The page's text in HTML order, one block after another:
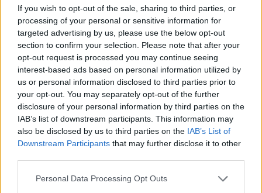
If you wish to opt-out of the sale, sharing to third parties, or
processing of your personal or sensitive information for
targeted advertising by us, please use the below opt-out
section to confirm your selection. Please note that after your
opt-out request is processed you may continue seeing
interest-based ads based on personal information utilized by
us or personal information disclosed to third parties prior to
your opt-out. You may separately opt-out of the further
disclosure of your personal information by third parties on the
IAB’s list of downstream participants. This information may
also be disclosed by us to third parties on the IAB’s List of
Downstream Participants that may further disclose it to other
Personal Data Processing Opt Outs